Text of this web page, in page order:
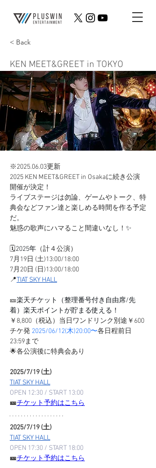
< Back
KEN MEET&GREET in TOKYO
※2025.06.03更新
2025 KEN MEET&GREET in Osakaに続き公演
開催が決定！
ライブステージは勿論、ゲームやトーク、特
典会などファン達と楽しめる時間を作る予定
だ。
魅惑の歌声にハマること間違いなし！ ✨
🗓️2025年 （計４公演）
7月19日 (土)13:00/18:00
7月20日 (日)13:00/18:00
📍TIAT SKY HALL
🎫楽天チケット（整理番号付き自由席/先
着）楽天ポイントが貯まる使える！
￥8,800（税込）当日ワンドリンク別途￥600
チケ発 2025/06/12(木)20:00〜各日程前日
23:59まで
🌟各公演後に特典会あり
2025/7/19 (土)
TIAT SKY HALL
OPEN 12:30 / START 13:00
🎫チケット予約はこちら
2025/7/19 (土)
TIAT SKY HALL
OPEN 17:30 / START 18:00
🎫チケット予約はこちら